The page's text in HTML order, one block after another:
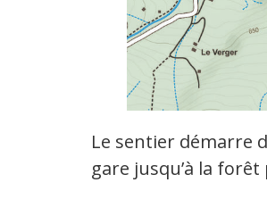
Le sentier démarre
gare jusqu’à la